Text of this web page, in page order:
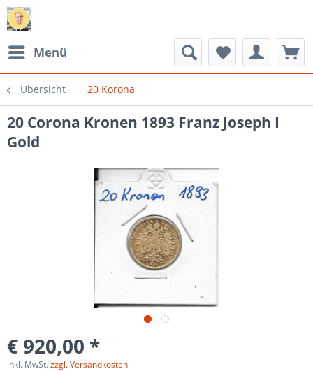
Menü
Übersicht 20 Korona
20 Corona Kronen 1893 Franz Joseph I
Gold
€ 920,00 *
inkl. MwSt.zzgl. Versandkosten